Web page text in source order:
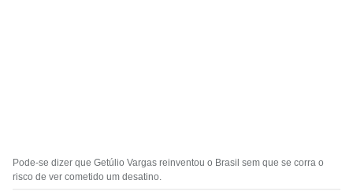
Pode-se dizer que Getúlio Vargas reinventou o Brasil sem que se corra o
risco de ver cometido um desatino.